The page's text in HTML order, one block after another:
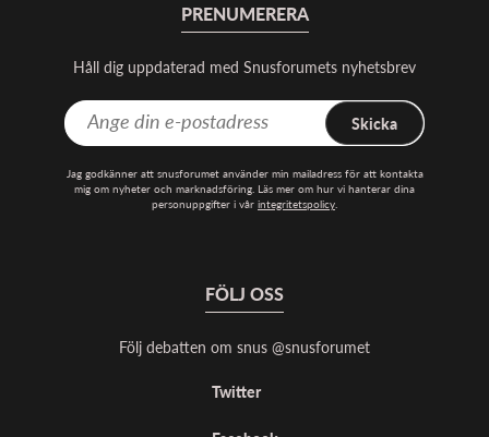
PRENUMERERA
Håll dig uppdaterad med Snusforumets nyhetsbrev
Skicka
Jag godkänner att snusforumet använder min mailadress för att kontakta
mig om nyheter och marknadsföring. Läs mer om hur vi hanterar dina
personuppgifter i vår integritetspolicy.
FÖLJ OSS
Följ debatten om snus @snusforumet
Twitter